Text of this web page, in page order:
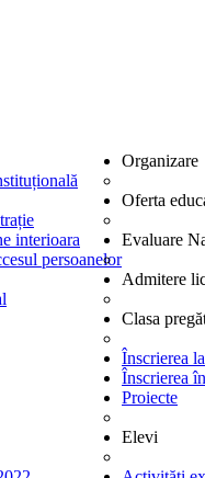
Organizare
interioara
persoanelor
Oferta
Evaluare
Admitere
Clasa
Înscrierea
Înscrierea
Proiecte
Elevi